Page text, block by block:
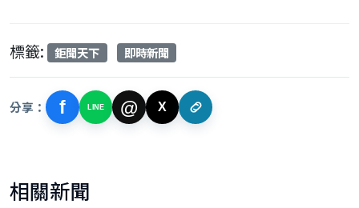
標籤: 鉅聞天下 即時新聞
分享： f LINE @ X
相關新聞